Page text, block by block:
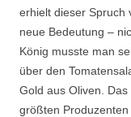
erhielt dieser Spruch
neue Bedeutung –
König musste man
über den
Gold aus Oliven.
größten